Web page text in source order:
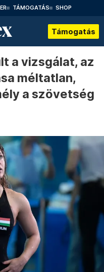
TÁMOGATÁS SHOP
Támogatás
a vizsgálat, az
méltatlan,
a szövetség